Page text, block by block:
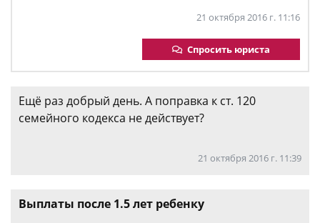
21 октября 2016 г. 11:16
Спросить юриста
Ещё раз добрый день. А поправка к ст. 120
семейного кодекса не действует?
21 октября 2016 г. 11:39
Выплаты после 1.5 лет ребенку